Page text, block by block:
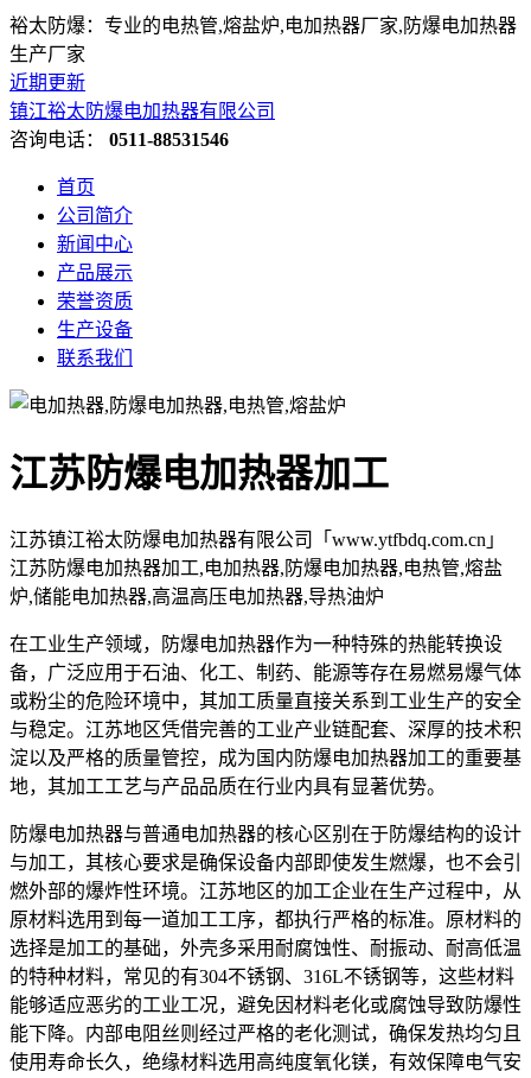
裕太防爆：专业的电热管,熔盐炉,电加热器厂家,防爆电加热器
生产厂家
近期更新
镇江裕太防爆电加热器有限公司
咨询电话： 0511-88531546
首页
公司简介
新闻中心
产品展示
荣誉资质
生产设备
联系我们
江苏防爆电加热器加工
江苏镇江裕太防爆电加热器有限公司「www.ytfbdq.com.cn」
江苏防爆电加热器加工,电加热器,防爆电加热器,电热管,熔盐
炉,储能电加热器,高温高压电加热器,导热油炉
在工业生产领域，防爆电加热器作为一种特殊的热能转换设
备，广泛应用于石油、化工、制药、能源等存在易燃易爆气体
或粉尘的危险环境中，其加工质量直接关系到工业生产的安全
与稳定。江苏地区凭借完善的工业产业链配套、深厚的技术积
淀以及严格的质量管控，成为国内防爆电加热器加工的重要基
地，其加工工艺与产品品质在行业内具有显著优势。
防爆电加热器与普通电加热器的核心区别在于防爆结构的设计
与加工，其核心要求是确保设备内部即使发生燃爆，也不会引
燃外部的爆炸性环境。江苏地区的加工企业在生产过程中，从
原材料选用到每一道加工工序，都执行严格的标准。原材料的
选择是加工的基础，外壳多采用耐腐蚀性、耐振动、耐高低温
的特种材料，常见的有304不锈钢、316L不锈钢等，这些材料
能够适应恶劣的工业工况，避免因材料老化或腐蚀导致防爆性
能下降。内部电阻丝则经过严格的老化测试，确保发热均匀且
使用寿命长久，绝缘材料选用高纯度氧化镁，有效保障电气安